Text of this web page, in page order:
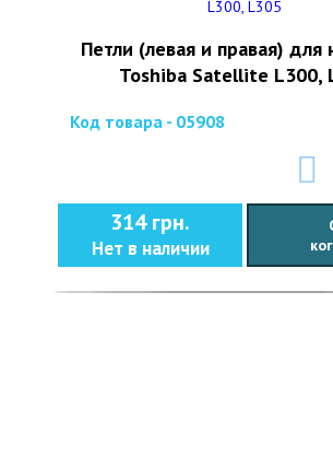
Петли (левая и правая) для
Toshiba Satellite L300,
Код товара - 05908
314 грн.
Нет в наличии